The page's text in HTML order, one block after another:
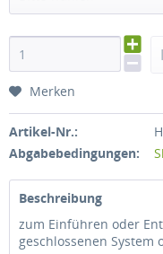
Merken
Artikel-Nr.:
Abgabebedingungen:
Beschreibung
zum Einführen oder
geschlossenen System